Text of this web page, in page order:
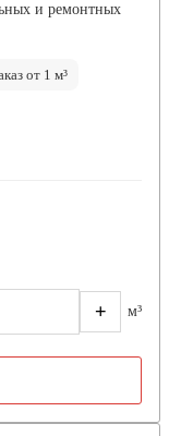
и ремонтных
от 1 м³
+ м³